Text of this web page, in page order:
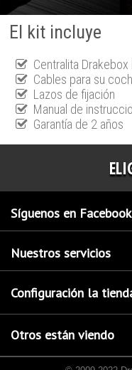
El kit incluye
Centralita Drakebox
Cables para su
Lazos de fijación
Manual de
Garantía de 2 años
Síguenos en Facebook
Nuestros servicios
Configuración la
Otros están viendo